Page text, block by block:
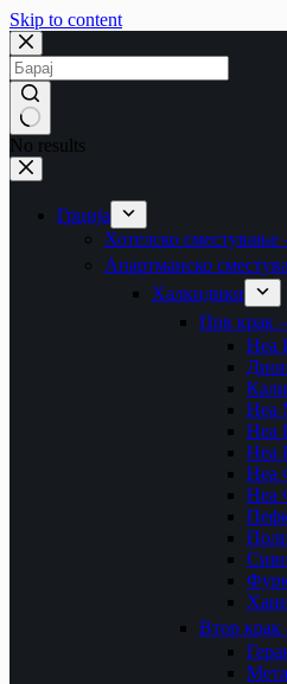
Skip to content
No results
Грција
Хотелско сместување
Апартманско
Халкидики
Прв крак
Неа
Неа
Неа
Неа
Неа
Неа
Втор крак